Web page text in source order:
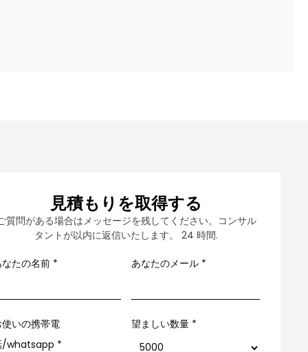
見積もりを取得する
質問がある場合はメッセージを残してください。コンサル
タントが以内に返信いたします。 24 時間.
たの名前 * あなたのメール *
いの携帯電
/whatsapp *
望ましい数量 *